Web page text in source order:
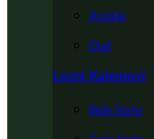
Aronija
Dud
Lozni Kalemovi
Bele Sorte